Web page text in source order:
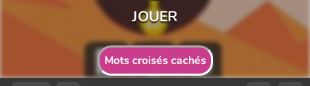
Mots croisés cachés